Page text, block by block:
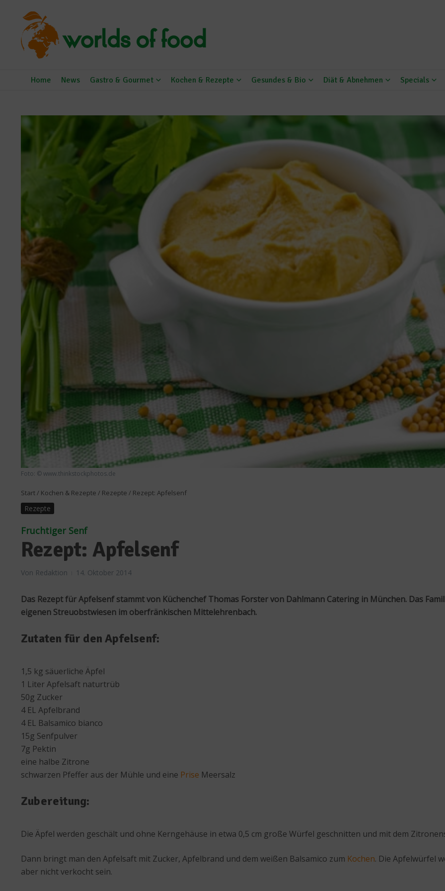
Home News Gastro & Gourmet Kochen & Rezepte Gesundes & Bio Diät & Abnehmen Specials
Foto: © www.thinkstockphotos.de
Start/ Kochen & Rezepte / Rezepte / Rezept: Apfelsenf
Rezepte
Fruchtiger Senf
Rezept: Apfelsenf
Von Redaktion 14. Oktober 2014
Das Rezept für Apfelsenf stammt von Küchenchef Thomas Forster von Dahlmann Catering in München. Das
eigenen Streuobstwiesen im oberfränkischen Mittelehrenbach.
Zutaten für den Apfelsenf:
1,5 kg säuerliche Äpfel
1 Liter Apfelsaft naturtrüb
50g Zucker
4 EL Apfelbrand
4 EL Balsamico bianco
15g Senfpulver
7g Pektin
eine halbe Zitrone
schwarzen Pfeffer aus der Mühle und eine Prise Meersalz
Zubereitung:
Die Äpfel werden geschält und ohne Kerngehäuse in etwa 0,5 cm große Würfel geschnitten und mit dem
Dann bringt man den Apfelsaft mit Zucker, Apfelbrand und dem weißen Balsamico zum Kochen. Die Apfelwürfel
aber nicht verkocht sein.